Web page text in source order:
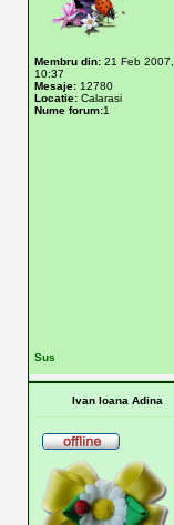
Membru din: 21 Feb 2007,
10:37
Mesaje: 12780
Locatie: Calarasi
Nume forum:1
Sus
Ivan Ioana Adina